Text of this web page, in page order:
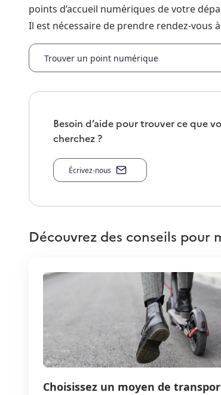
points d’accueil numériques de votre
Il est nécessaire de prendre rendez-vous à
Trouver un point numérique
Besoin d’aide pour trouver ce que
cherchez ?
Écrivez-nous
Découvrez des conseils pour
Choisissez un moyen de